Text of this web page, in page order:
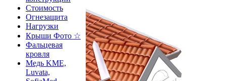
Стоимость
Огнезащита
Нагрузки
Крыши Фото ☆
Фальцевая
кровля
Медь KME,
Luvata,